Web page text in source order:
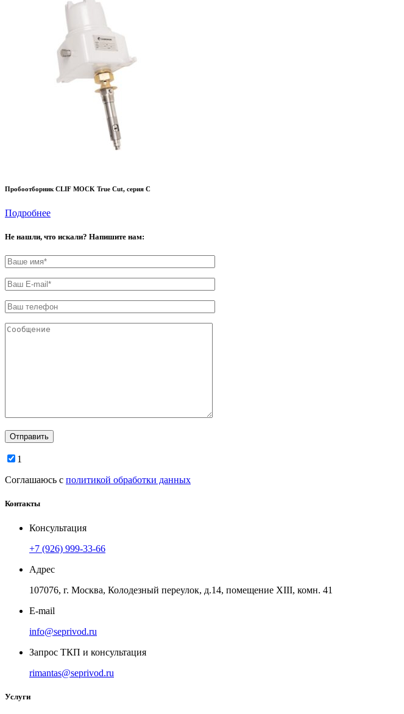
Пробоотборник CLIF MOCK True Cut, серия C
Подробнее
Не нашли, что искали? Напишите нам:
1
Соглашаюсь с политикой обработки данных
Контакты
Консультация
+7 (926) 999-33-66
Адрес
107076, г. Москва, Колодезный переулок, д.14, помещение ХIII, комн. 41
E-mail
info@seprivod.ru
Запрос ТКП и консультация
rimantas@seprivod.ru
Услуги